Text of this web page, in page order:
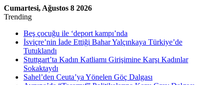
Cumartesi, Ağustos 8 2026
Trending
Beş çocuğu ile ‘deport kampı’nda
İsviçre’nin İade Ettiği Bahar Yalçınkaya Türkiye’de
Tutuklandı
Stuttgart’ta Kadın Katliamı Girişimine Karşı Kadınlar
Sokaktaydı
Sahel’den Ceuta’ya Yönelen Göç Dalgası